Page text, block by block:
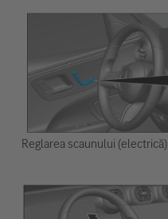
Reglarea scaunului (electrică)